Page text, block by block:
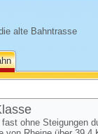
alte Bahntrasse
ohne Steigungen